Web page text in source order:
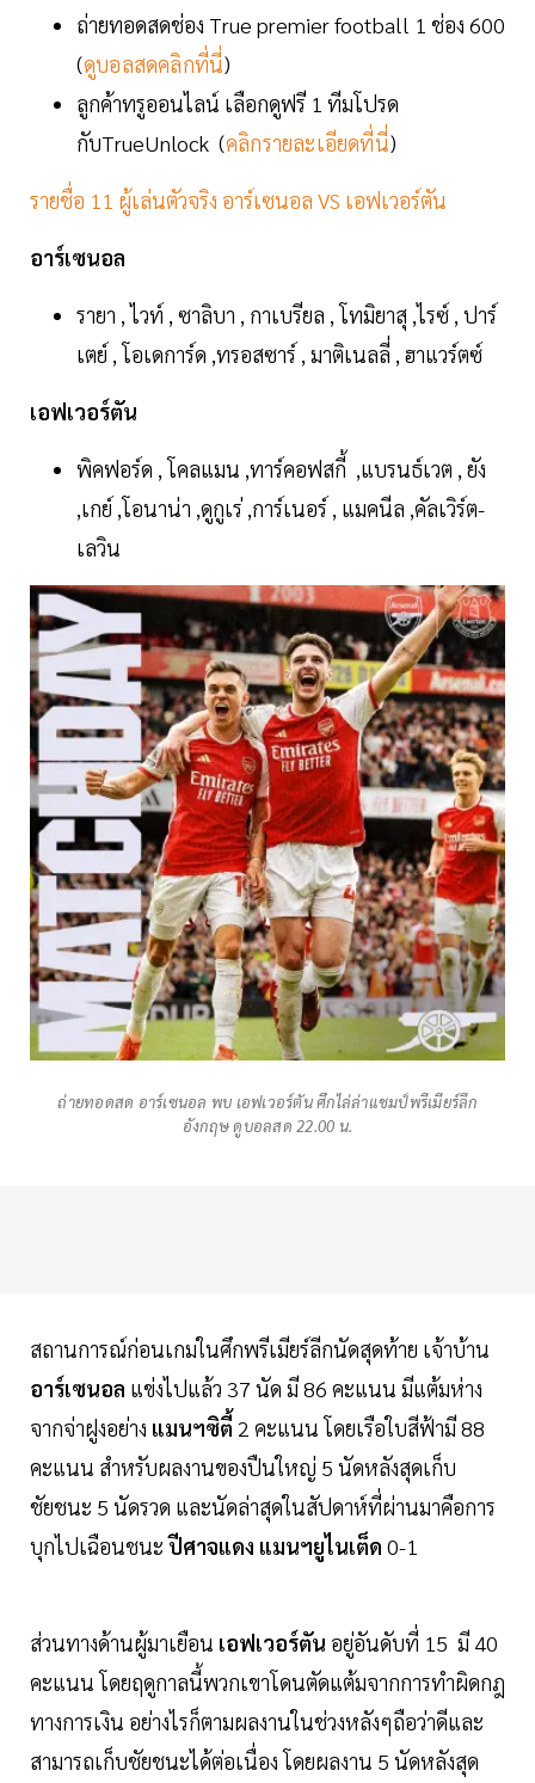
ถ่ายทอดสดช่อง True premier football 1 ช่อง 600
(ดูบอลสดคลิกที่นี่)
ลูกค้าทรูออนไลน์ เลือกดูฟรี 1 ทีมโปรด
กับTrueUnlock (คลิกรายละเอียดที่นี่)
รายชื่อ 11 ผู้เล่นตัวจริง อาร์เซนอล VS เอฟเวอร์ตัน
อาร์เซนอล
รายา , ไวท์ , ซาลิบา , กาเบรียล , โทมิยาสุ ,ไรซ์ , ปาร์
เตย์ , โอเดการ์ด ,ทรอสซาร์ , มาติเนลลี่ , ฮาแวร์ตซ์
เอฟเวอร์ตัน
พิคฟอร์ด , โคลแมน ,ทาร์คอฟสกี้ ,แบรนธ์เวต , ยัง
,เกย์ ,โอนาน่า ,ดูกูเร่ ,การ์เนอร์ , แมคนีล ,คัลเวิร์ต-
เลวิน
ถ่ายทอดสด อาร์เซนอล พบ เอฟเวอร์ตัน ศึกไล่ล่าแชมป์พรีเมียร์ลีก
อังกฤษ ดูบอลสด 22.00 น.
สถานการณ์ก่อนเกมในศึกพรีเมียร์ลีกนัดสุดท้าย เจ้าบ้าน
อาร์เซนอล แข่งไปแล้ว 37 นัด มี 86 คะแนน มีแต้มห่าง
จากจ่าฝูงอย่าง แมนฯซิตี้ 2 คะแนน โดยเรือใบสีฟ้ามี 88
คะแนน สำหรับผลงานของปืนใหญ่ 5 นัดหลังสุดเก็บ
ชัยชนะ 5 นัดรวด และนัดล่าสุดในสัปดาห์ที่ผ่านมาคือการ
บุกไปเฉือนชนะปีศาจแดง แมนฯยูไนเต็ด 0-1
ส่วนทางด้านผู้มาเยือน เอฟเวอร์ตัน อยู่อันดับที่ 15 มี 40
คะแนน โดยฤดูกาลนี้พวกเขาโดนตัดแต้มจากการทำผิดกฎ
ทางการเงิน อย่างไรก็ตามผลงานในช่วงหลังๆถือว่าดีและ
สามารถเก็บชัยชนะได้ต่อเนื่อง โดยผลงาน 5 นัดหลังสุด